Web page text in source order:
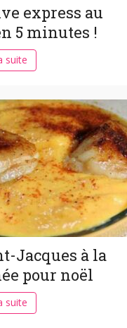
express au
5 minutes !
suite
Jacques à la
pour noël
suite